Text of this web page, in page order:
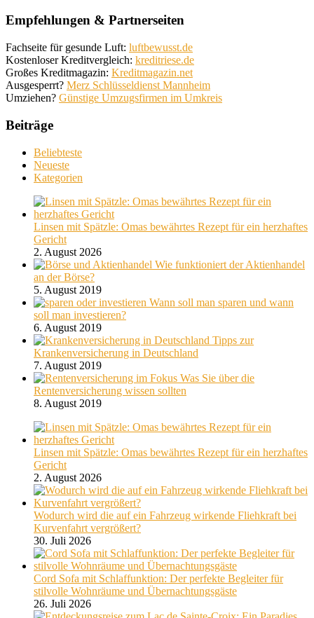
Empfehlungen & Partnerseiten
Fachseite für gesunde Luft: luftbewusst.de
Kostenloser Kreditvergleich: kreditriese.de
Großes Kreditmagazin: Kreditmagazin.net
Ausgesperrt? Merz Schlüsseldienst Mannheim
Umziehen? Günstige Umzugsfirmen im Umkreis
Beiträge
Beliebteste
Neueste
Kategorien
Linsen mit Spätzle: Omas bewährtes Rezept für ein herzhaftes
Gericht
2. August 2026
Wie funktioniert der Aktienhandel
an der Börse?
5. August 2019
Wann soll man sparen und wann
soll man investieren?
6. August 2019
Tipps zur
Krankenversicherung in Deutschland
7. August 2019
Was Sie über die
Rentenversicherung wissen sollten
8. August 2019
Linsen mit Spätzle: Omas bewährtes Rezept für ein herzhaftes
Gericht
2. August 2026
Wodurch wird die auf ein Fahrzeug wirkende Fliehkraft bei
Kurvenfahrt vergrößert?
30. Juli 2026
Cord Sofa mit Schlaffunktion: Der perfekte Begleiter für
stilvolle Wohnräume und Übernachtungsgäste
26. Juli 2026